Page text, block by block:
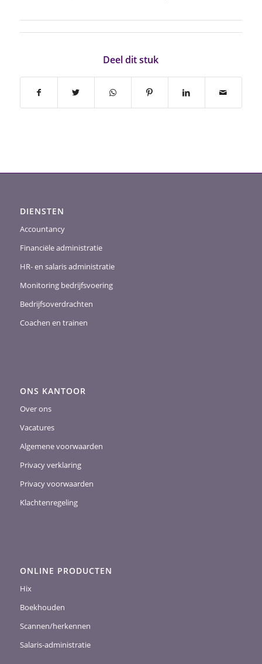
Deel dit stuk
DIENSTEN
Accountancy
Financiële administratie
HR- en salaris administratie
Monitoring bedrijfsvoering
Bedrijfsoverdrachten
Coachen en trainen
ONS KANTOOR
Over ons
Vacatures
Algemene voorwaarden
Privacy verklaring
Privacy voorwaarden
Klachtenregeling
ONLINE PRODUCTEN
Hix
Boekhouden
Scannen/herkennen
Salaris-administratie